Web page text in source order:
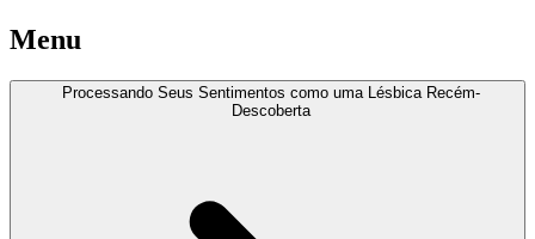
Menu
Processando Seus Sentimentos como uma Lésbica Recém-
Descoberta